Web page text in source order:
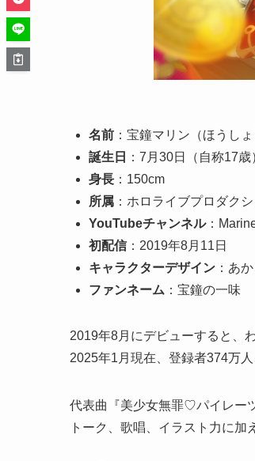
名前 ：宝鐘マリン（ほうしょ
誕生日
：7月30日（自称17歳
身長 ：150cm
所属 ：ホロライブプロダク
YouTubeチャンネル：
初配信：2019年8月11日
キャラクターデザイン ：あ
ファンネーム ：宝鐘の一味
2019年8月にデビューすると、
2025年1月現在、登録者374万
代表曲『美少女無罪♡パイレー
トーク、歌唱、イラスト力に加